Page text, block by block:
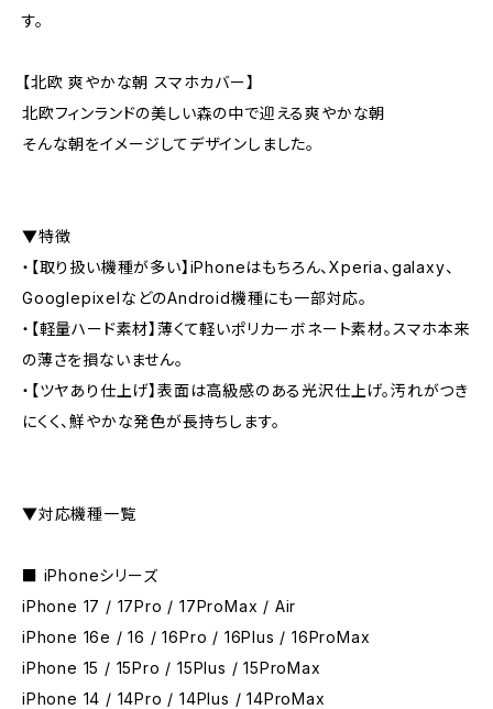
す。
【北欧 爽やかな朝 スマホカバー】
北欧フィンランドの美しい森の中で迎える爽やかな朝
そんな朝をイメージしてデザインしました。
▼特徴
・【取り扱い機種が多い】iPhoneはもちろん、Xperia、galaxy、
GooglepixelなどのAndroid機種にも一部対応。
・【軽量ハード素材】薄くて軽いポリカーボネート素材。スマホ本来
の薄さを損ないません。
・【ツヤあり仕上げ】表面は高級感のある光沢仕上げ。汚れがつき
にくく、鮮やかな発色が長持ちします。
▼対応機種一覧
■ iPhoneシリーズ
iPhone 17 / 17Pro / 17ProMax / Air
iPhone 16e / 16 / 16Pro / 16Plus / 16ProMax
iPhone 15 / 15Pro / 15Plus / 15ProMax
iPhone 14 / 14Pro / 14Plus / 14ProMax